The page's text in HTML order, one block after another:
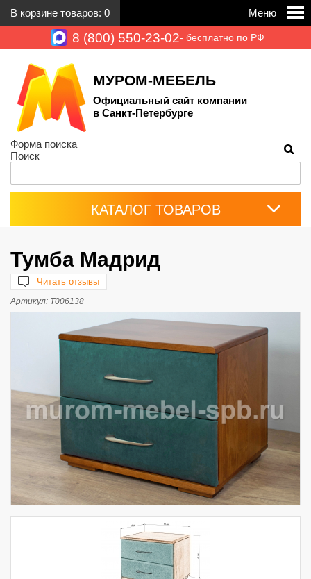
В корзине товаров: 0 Меню
8 (800) 550-23-02- бесплатно по РФ
МУРОМ-МЕБЕЛЬ
Официальный сайт компании
в Санкт-Петербурге
Форма поиска
Поиск
КАТАЛОГ ТОВАРОВ
Тумба Мадрид
Читать отзывы
Артикул: Т006138